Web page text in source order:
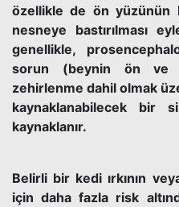
özellikle de ön yüzünün
nesneye bastırılması
genellikle,
sorun (beynin ön ve
zehirlenme dahil olmak
kaynaklanabilecek bir
kaynaklanır.
Belirli bir kedi ırkının
için daha fazla risk